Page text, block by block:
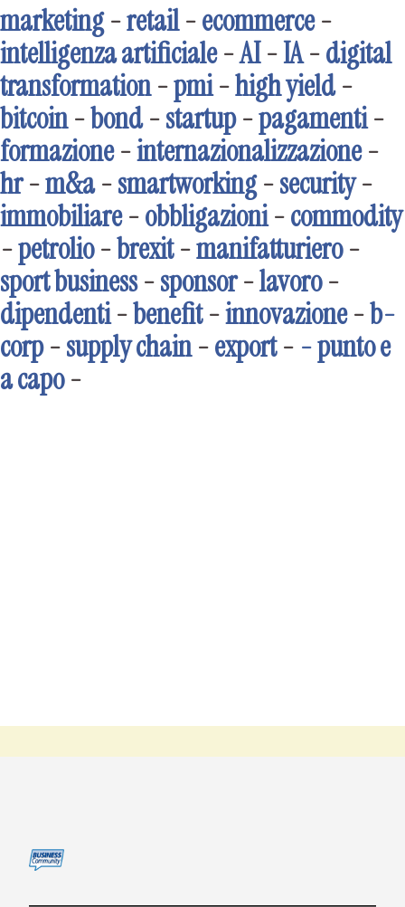
marketing-retail-ecommerce-
intelligenza artificiale-AI-IA-digital
transformation-pmi-high yield-
bitcoin-bond-startup-pagamenti-
formazione-internazionalizzazione-
hr-m&a-smartworking-security-
immobiliare-obbligazioni-commodity
-petrolio-brexit-manifatturiero-
sport business-sponsor-lavoro-
dipendenti-benefit-innovazione-b-
corp-supply chain-export- - punto e
a capo-